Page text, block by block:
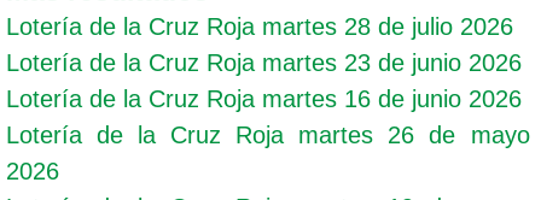
Lotería de la Cruz Roja martes 28 de julio 2026
Lotería de la Cruz Roja martes 23 de junio 2026
Lotería de la Cruz Roja martes 16 de junio 2026
Lotería de la Cruz Roja martes 26 de mayo
2026